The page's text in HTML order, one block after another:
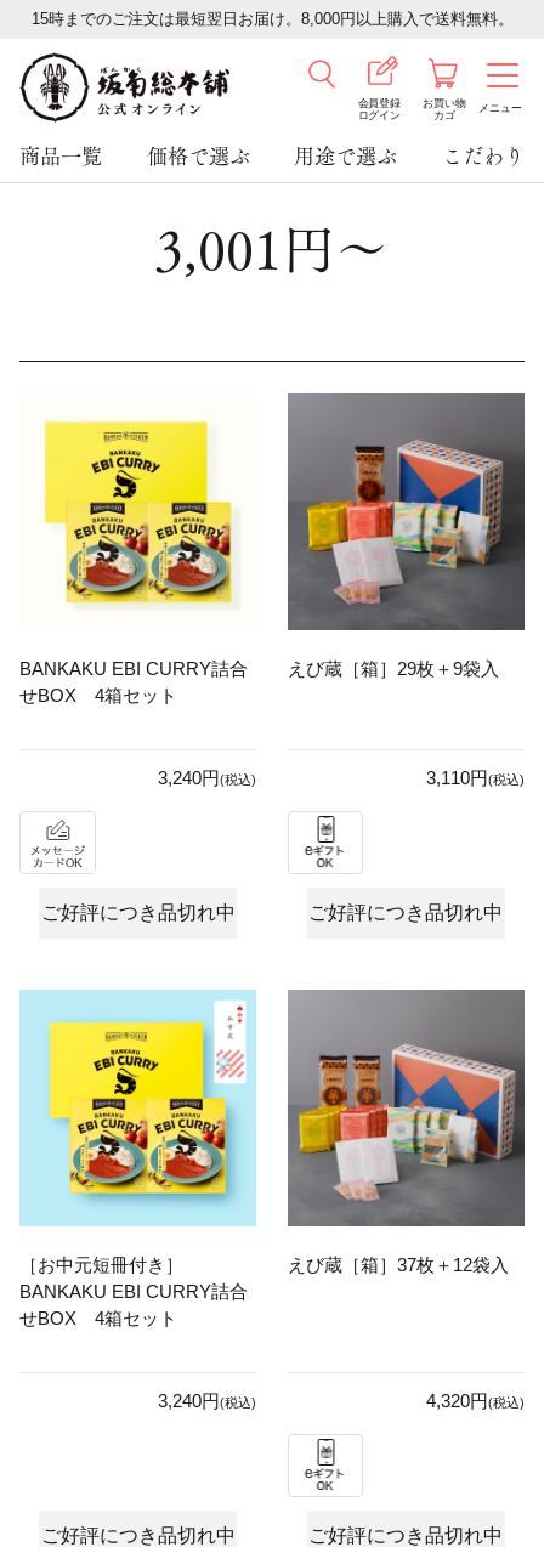
15時までのご注文は最短翌日お届け。8,000円以上購入で送料無料。
会員登録
ログイン
お買い物
カゴ
メニュー
商品一覧 価格で選ぶ 用途で選ぶ こだわり
3,001円～
BANKAKU EBI CURRY詰合
せBOX 4箱セット
3,240円(税込)
ご好評につき品切れ中
えび蔵［箱］29枚＋9袋入
3,110円(税込)
ご好評につき品切れ中
［お中元短冊付き］
BANKAKU EBI CURRY詰合
せBOX 4箱セット
3,240円(税込)
ご好評につき品切れ中
えび蔵［箱］37枚＋12袋入
4,320円(税込)
ご好評につき品切れ中